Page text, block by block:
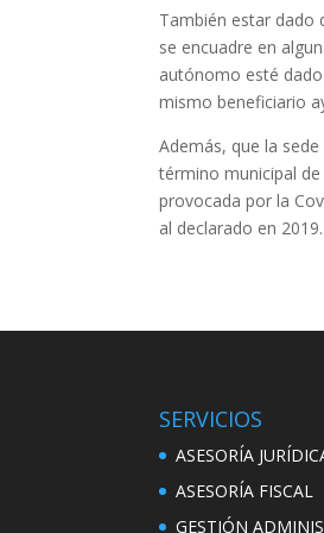
También estar dado
se encuadre en
autónomo esté
mismo beneficiario
Además, que la
término municipal
provocada por la
al declarado en 2019.
SERVICIOS
ASESORÍA
ASESORÍA FISCAL
GESTIÓN